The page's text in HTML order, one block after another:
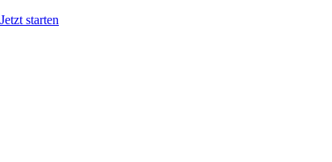
Jetzt starten